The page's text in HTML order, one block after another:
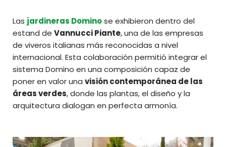
Las jardineras Dominose exhibieron dentro del
estand de Vannucci Piante, una de las empresas
de viveros italianas más reconocidas a nivel
internacional. Esta colaboración permitió integrar el
sistema Domino en una composición capaz de
poner en valor una visión contemporánea de las
áreas verdes, donde las plantas, el diseño y la
arquitectura dialogan en perfecta armonía.